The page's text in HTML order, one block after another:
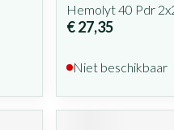
Hemolyt 40 Pdr
€ 27,35
Niet beschikbaar